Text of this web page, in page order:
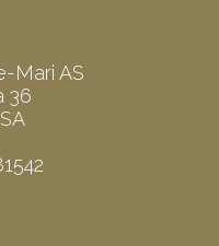
Mari AS
36